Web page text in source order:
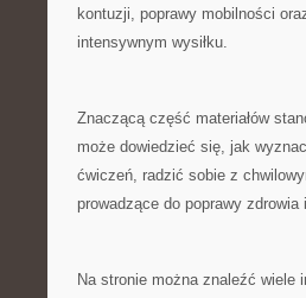
kontuzji, poprawy mobilności
intensywnym wysiłku.
Znaczącą część materiałów
może dowiedzieć się, jak
ćwiczeń, radzić sobie z
prowadzące do poprawy zdrowia
Na stronie można znaleźć wiele